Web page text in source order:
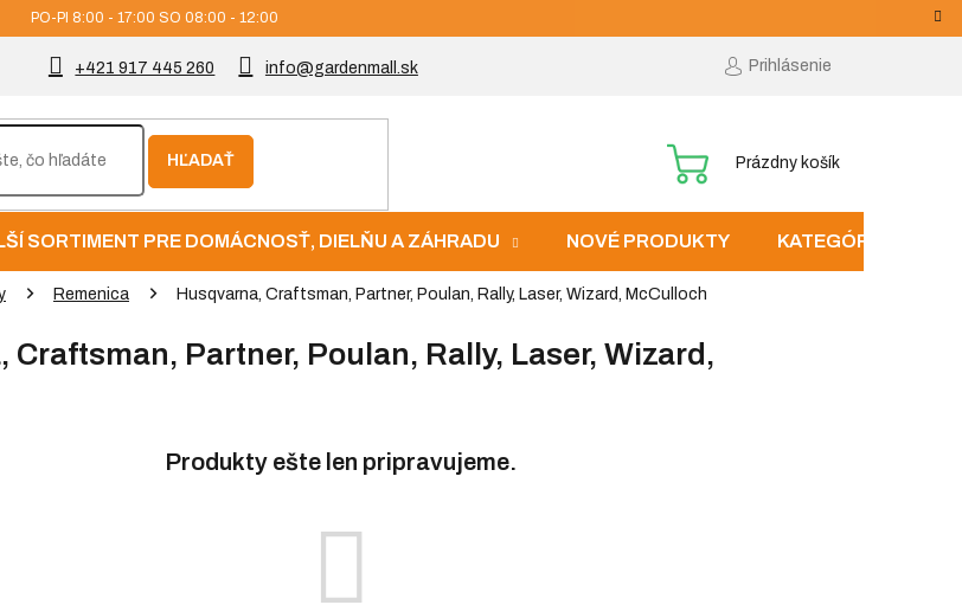
PO-PI 8:00 - 17:00 SO 08:00 - 12:00
+421 917 445 260 info@gardenmall.sk Prihlásenie
HĽADAŤ
NÁKUPNÝ
Prázdny košík
SORTIMENT PRE DOMÁCNOSŤ, DIELŇU A ZÁHRADU NOVÉ PRODUKTY KATEGÓRIE
Remenica Husqvarna, Craftsman, Partner, Poulan, Rally, Laser, Wizard, McCulloch
Craftsman, Partner, Poulan, Rally, Laser, Wizard,
Produkty ešte len pripravujeme.